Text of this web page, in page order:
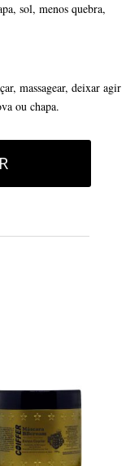
sol, menos quebra,
massagear, deixar agir
ou chapa.